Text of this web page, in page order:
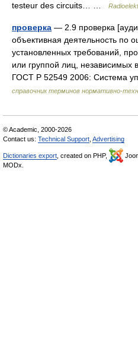
testeur des circuits… …
проверка — 2.9 проверка
объективная деятельность по
установленных требований,
или группой лиц, независимых
ГОСТ Р 52549 2006: Система
справочник терминов нормативно-
© Academic, 2000-2026
Contact us: Technical Support Advertising
Dictionaries export , created on PHP,
MODx.